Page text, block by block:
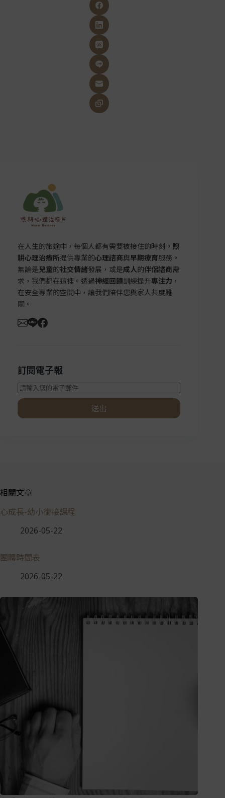
在人生的旅途中，每個人都有需要被接住的時刻。 煦
耕心理治療所提供專業的心理諮商與早期療育服務。
無論是兒童的社交情緒發展，或是成人的伴侶諮商需
求，我們都在這裡。透過神經回饋訓練提升專注力 ，
在安全專業的空間中，讓我們陪伴您與家人共度難
關。
訂閱電子報
送出
相關文章
心成長-幼小銜接課程
2026-05-22
團體時間表
2026-05-22